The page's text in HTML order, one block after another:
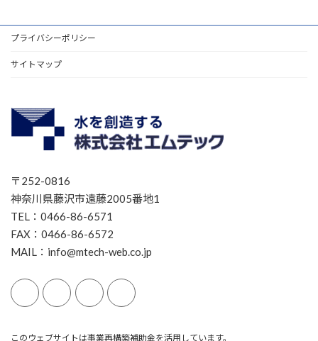
プライバシーポリシー
サイトマップ
〒252-0816
神奈川県藤沢市遠藤2005番地1
TEL：0466-86-6571
FAX：0466-86-6572
MAIL：info@mtech-web.co.jp
このウェブサイトは事業再構築補助金を活用しています。